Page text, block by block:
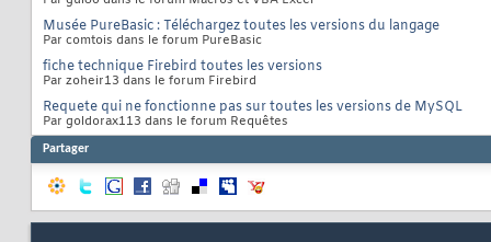
Musée PureBasic : Téléchargez toutes les versions du langage
Par comtois dans le forum PureBasic
fiche technique Firebird toutes les versions
Par zoheir13 dans le forum Firebird
Requete qui ne fonctionne pas sur toutes les versions de MySQL
Par goldorax113 dans le forum Requêtes
Partager